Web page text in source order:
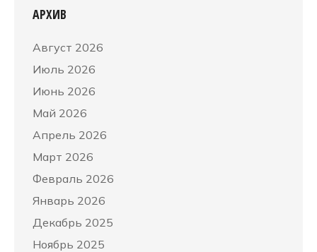
АРХИВ
Август 2026
Июль 2026
Июнь 2026
Май 2026
Апрель 2026
Март 2026
Февраль 2026
Январь 2026
Декабрь 2025
Ноябрь 2025